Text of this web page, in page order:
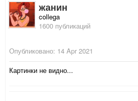
жанин
collega
1600 публикаций
Опубликовано: 14 Apr 2021
Картинки не видно...